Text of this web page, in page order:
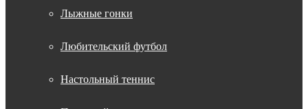
Лыжные гонки
Любительский футбол
Настольный теннис